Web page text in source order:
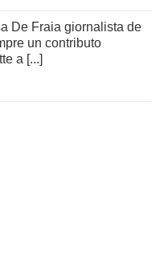
un contributo
a [...]